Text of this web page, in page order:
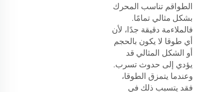
الطواقم تناسب المحرك
بشكل مثالي تمامًا.
فالملاءمة دقيقة جدًا، لأن
أي طوقا لا يكون بالحجم
أو الشكل المثالي قد
يؤدي إلى حدوث تسرب.
وعندما يتمزق الطوقا،
فقد يتسبب ذلك في